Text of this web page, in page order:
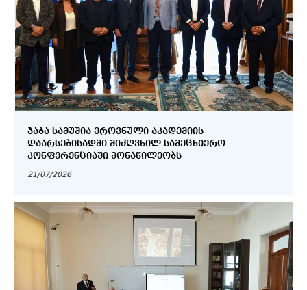
ᲯᲐᲑᲐ ᲡᲐᲛᲣᲨᲘᲐ ᲔᲠᲝᲕᲜᲣᲚᲘ ᲐᲙᲐᲓᲔᲛᲘᲘᲡ
ᲓᲐᲐᲠᲡᲔᲑᲘᲡᲐᲓᲛᲘ ᲛᲘᲫᲦᲕᲜᲘᲚ ᲡᲐᲛᲔᲪᲜᲘᲔᲠᲝ
ᲙᲝᲜᲤᲔᲠᲔᲜᲪᲘᲐᲨᲘ ᲛᲝᲜᲐᲬᲘᲚᲔᲝᲑᲡ
21/07/2026